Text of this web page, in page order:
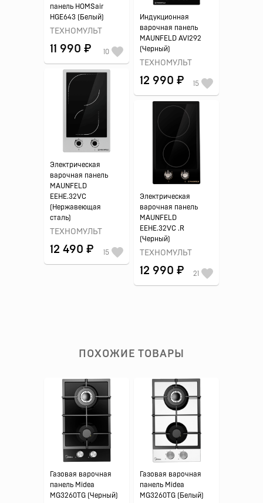
панель HOMSair
HGE643 (Белый)
ТЕХНОМУЛЬТ
11 990 ₽ 10
Индукционная
варочная панель
MAUNFELD AVI292
(Черный)
ТЕХНОМУЛЬТ
12 990 ₽ 15
Электрическая
варочная панель
MAUNFELD
EEHE.32VC
(Нержавеющая
сталь)
ТЕХНОМУЛЬТ
12 490 ₽ 15
Электрическая
варочная панель
MAUNFELD
EEHE.32VC .R
(Черный)
ТЕХНОМУЛЬТ
12 990 ₽ 21
ПОХОЖИЕ ТОВАРЫ
Газовая варочная
панель Midea
MG3260TG (Черный)
Газовая варочная
панель Midea
MG3260TG (Белый)